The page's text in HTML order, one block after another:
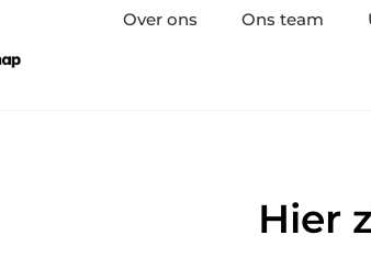
Over ons Ons team
Hier